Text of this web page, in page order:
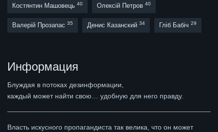
Костянтин Машовець 40 Олексій Петров 40
Валерій Прозапас 35 Денис Казанский 34 Гліб Бабіч 29
Информация
Блуждая в потоках дезинформации,
каждый может найти свою… удобную для него правду.
Власть искусного пропагандиста так велика, что он может